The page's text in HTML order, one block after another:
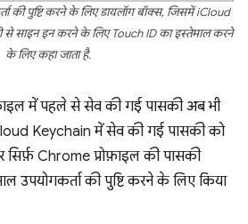
की पुष्टि करने के लिए डायलॉग बॉक्स, जिसमें iCloud
साइन इन करने के लिए Touch ID का इस्तेमाल करने
के लिए कहा जाता है.
में पहले से सेव की गई पासकी अब भी
Keychain में सेव की गई पासकी को
सिर्फ़ Chrome प्रोफ़ाइल की पासकी
उपयोगकर्ता की पुष्टि करने के लिए किया